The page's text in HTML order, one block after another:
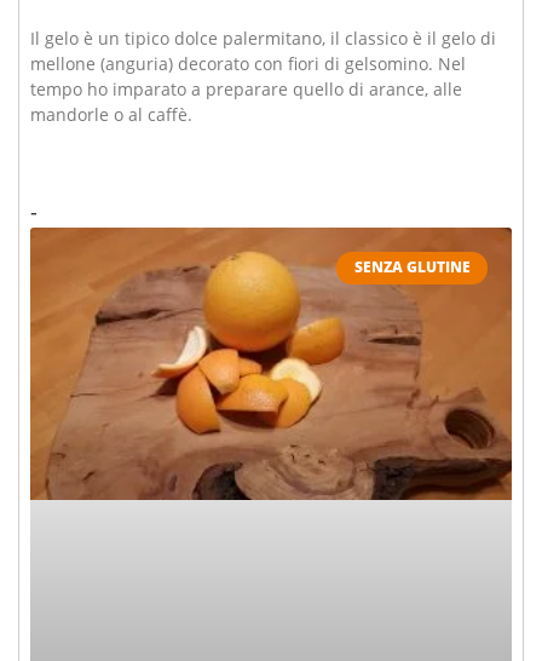
Il gelo è un tipico dolce palermitano, il classico è il gelo di
mellone (anguria) decorato con fiori di gelsomino. Nel
tempo ho imparato a preparare quello di arance, alle
mandorle o al caffè.
SENZA GLUTINE